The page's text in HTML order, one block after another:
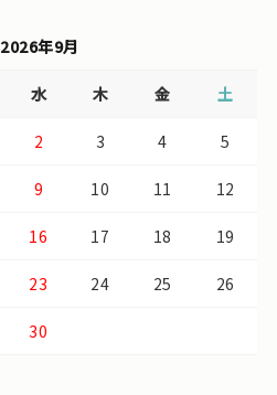
2026年9月
水 木 金 土
2 3 4 5
9 10 11 12
16 17 18 19
23 24 25 26
30